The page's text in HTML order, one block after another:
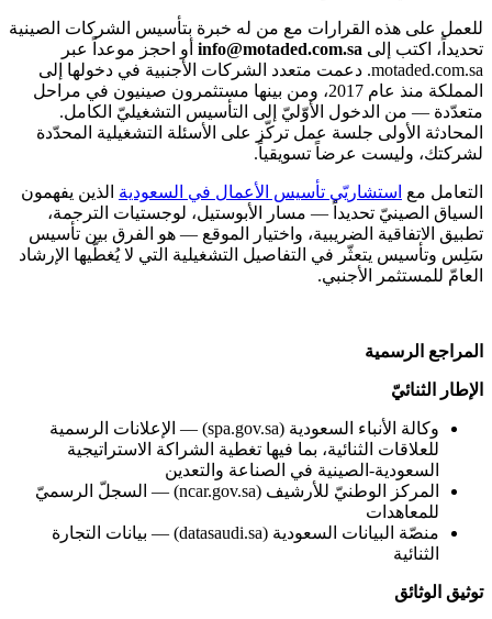
للعمل على هذه القرارات مع من له خبرة بتأسيس الشركات الصينية
تحديداً، اكتب إلى info@motaded.com.sa أو احجز موعداً عبر
motaded.com.sa. دعمت متعدد الشركات الأجنبية في دخولها إلى
المملكة منذ عام 2017، ومن بينها مستثمرون صينيون في مراحل
متعدّدة — من الدخول الأوّليّ إلى التأسيس التشغيليّ الكامل.
المحادثة الأولى جلسة عمل تركّز على الأسئلة التشغيلية المحدّدة
لشركتك، وليست عرضاً تسويقياً.
التعامل مع استشاريّي تأسيس الأعمال في السعودية الذين يفهمون
السياق الصينيّ تحديداً — مسار الأبوستيل، لوجستيات الترجمة،
تطبيق الاتفاقية الضريبية، واختيار الموقع — هو الفرق بين تأسيس
سَلِس وتأسيس يتعثّر في التفاصيل التشغيلية التي لا يُغطّيها الإرشاد
العامّ للمستثمر الأجنبي.
المراجع الرسمية
الإطار الثنائيّ
وكالة الأنباء السعودية (spa.gov.sa) — الإعلانات الرسمية
للعلاقات الثنائية، بما فيها تغطية الشراكة الاستراتيجية
السعودية-الصينية في الصناعة والتعدين
المركز الوطنيّ للأرشيف (ncar.gov.sa) — السجلّ الرسميّ
للمعاهدات
منصّة البيانات السعودية (datasaudi.sa) — بيانات التجارة
الثنائية
توثيق الوثائق